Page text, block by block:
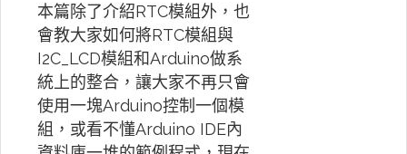
本篇除了介紹RTC模組外，也
會教大家如何將RTC模組與
I2C_LCD模組和Arduino做系
統上的整合，讓大家不再只會
使用一塊Arduino控制一個模
組，或看不懂Arduino IDE內